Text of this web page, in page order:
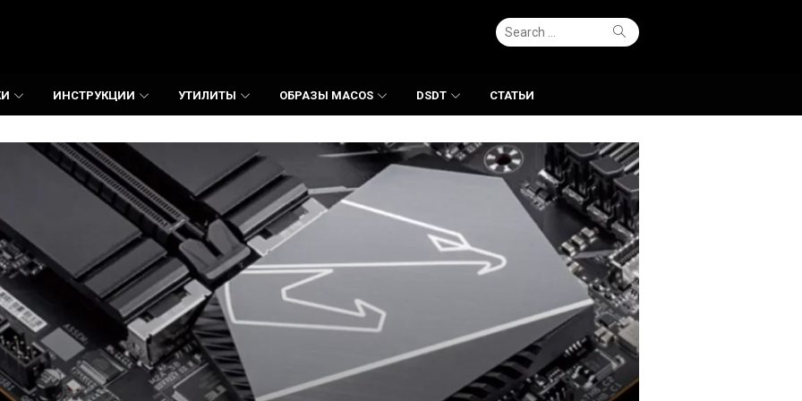
Search
for:
Search
ИНСТРУКЦИИ УТИЛИТЫ ОБРАЗЫ MACOS DSDT СТАТЬИ